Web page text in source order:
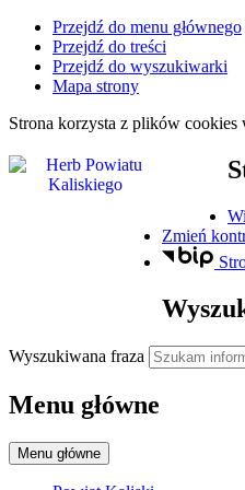
Przejdź do menu głównego
Przejdź do treści
Przejdź do wyszukiwarki
Mapa strony
Strona korzysta z plików cookies
Zmień
Wyszukiwana fraza
Menu główne
Menu główne